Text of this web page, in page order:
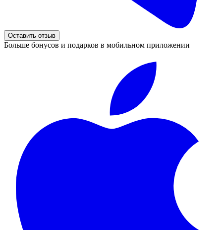
Оставить отзыв
Больше бонусов и подарков в мобильном приложении